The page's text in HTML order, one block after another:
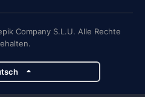
Company S.L.U. Alle Rechte